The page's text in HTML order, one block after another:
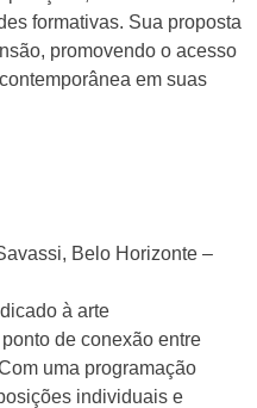
formativas. Sua proposta
promovendo o acesso
em suas
Belo Horizonte –
à arte
de conexão entre
uma programação
individuais e